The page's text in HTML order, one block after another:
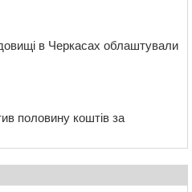
в Черкасах облаштували
половину коштів за